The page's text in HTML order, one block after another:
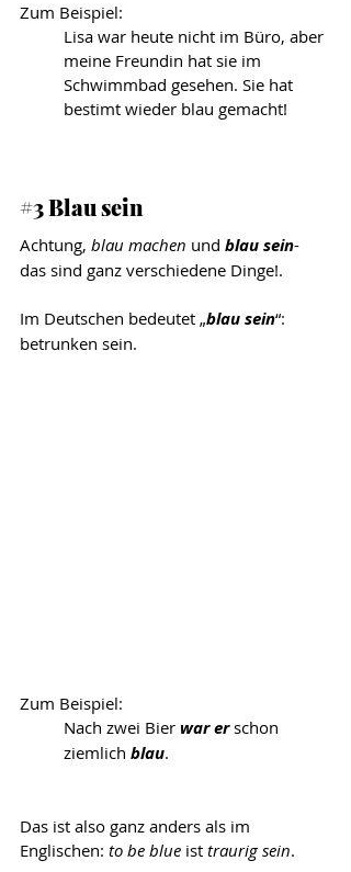
Zum Beispiel:
Lisa war heute nicht im Büro, aber
meine Freundin hat sie im
Schwimmbad gesehen. Sie hat
bestimt wieder blau gemacht!
#3 Blau sein
Achtung, blau machen und blau sein-
das sind ganz verschiedene Dinge!.
Im Deutschen bedeutet „blau sein“:
betrunken sein.
Zum Beispiel:
Nach zwei Bier war er schon
ziemlich blau.
Das ist also ganz anders als im
Englischen: to be blue ist traurig sein.